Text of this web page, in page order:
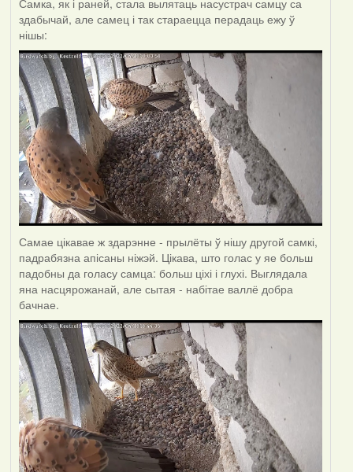
Самка, як і раней, стала вылятаць насустрач самцу са
здабычай, але самец і так стараецца перадаць ежу ў
нішы:
Самае цікавае ж здарэнне - прылёты ў нішу другой самкі,
падрабязна апісаны ніжэй. Цікава, што голас у яе больш
падобны да голасу самца: больш ціхі і глухі. Выглядала
яна насцярожанай, але сытая - набітае валлё добра
бачнае.